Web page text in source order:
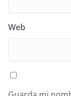
Web